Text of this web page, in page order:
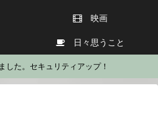
映画
日々思うこと
した。セキュリティアップ！